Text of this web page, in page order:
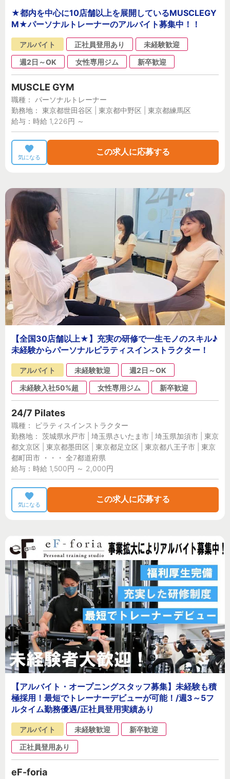
★都内を中心に10店舗以上を展開しているMUSCLEGY
M★パーソナルトレーナーのアルバイト募集中！！
アルバイト 正社員登用あり
未経験歓迎
週2日～OK
女性専用ジム 新卒歓迎
MUSCLE GYM
職種： パーソナルトレーナー
勤務地： 東京都世田谷区 | 東京都中野区 | 東京都練馬区
給与：時給 1,226円 ～
気になる
この求人に応募する
【全国30店舗以上★】充実の研修で一生モノのスキル♪
未経験からパーソナルピラティスインストラクター！
アルバイト 未経験歓迎
週2日～OK
未経験入社50%超
女性専用ジム 新卒歓迎
24/7 Pilates
職種： ピラティスインストラクター
勤務地： 茨城県水戸市 | 埼玉県さいたま市 | 埼玉県加須市 | 東京
都文京区 | 東京都墨田区 | 東京都足立区 | 東京都八王子市 | 東京
都町田市 ・・・ 全7都道府県
給与：時給 1,500円 ～ 2,000円
気になる
この求人に応募する
【アルバイト・オープニングスタッフ募集】未経験も積
極採用！最短でトレーナーデビューが可能！/週3～5フ
ルタイム勤務優遇/正社員登用実績あり
アルバイト 未経験歓迎
新卒歓迎
正社員登用あり
eF-foria